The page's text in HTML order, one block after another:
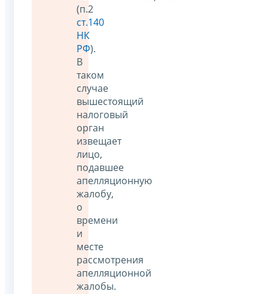
(п.2
ст.140
НК
РФ).
В
таком
случае
вышестоящий
налоговый
орган
извещает
лицо,
подавшее
апелляционную
жалобу,
о
времени
и
месте
рассмотрения
апелляционной
жалобы.